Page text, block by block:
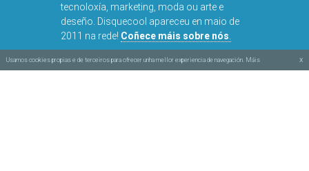
tecnoloxía, marketing, moda ou arte e
deseño. Disquecool apareceu en maio de
2011 na rede! Coñece máis sobre nós
Usamos cookies propias e de terceiros para ofrecer unha mellor experiencia de navegación. Máis x